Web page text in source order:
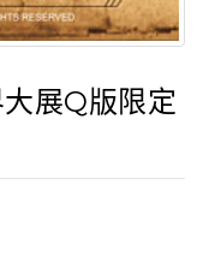
展Q版限定